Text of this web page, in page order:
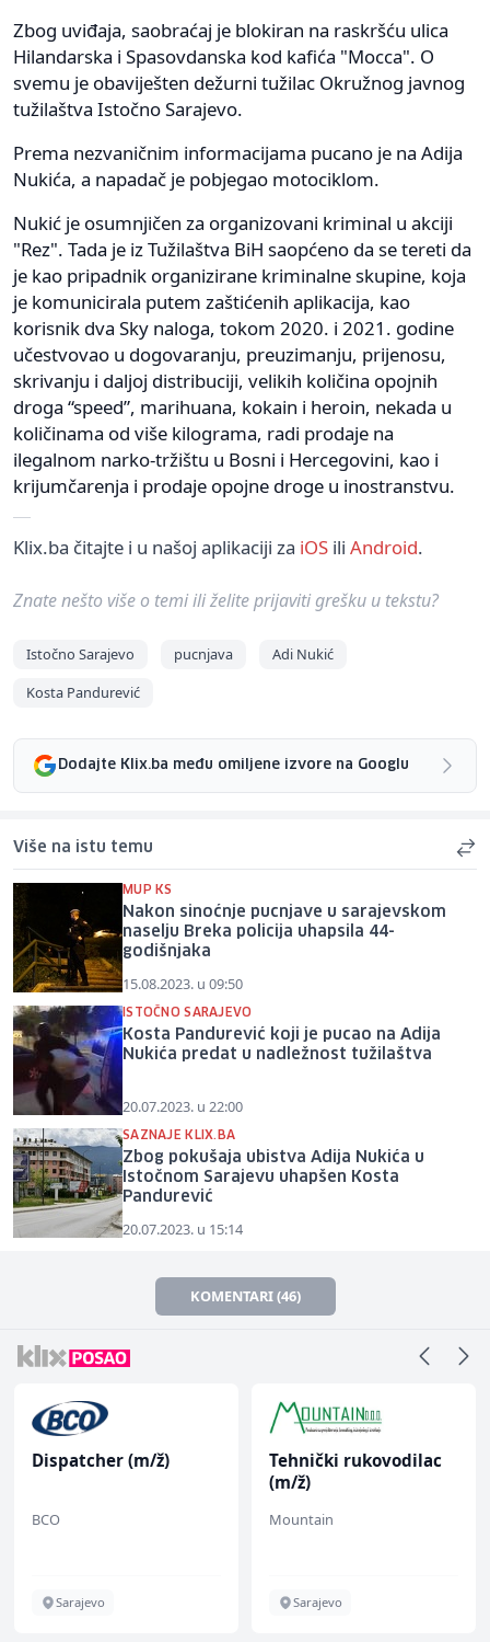
Zbog uviđaja, saobraćaj je blokiran na raskršću ulica
Hilandarska i Spasovdanska kod kafića "Mocca". O
svemu je obaviješten dežurni tužilac Okružnog javnog
tužilaštva Istočno Sarajevo.
Prema nezvaničnim informacijama pucano je na Adija
Nukića, a napadač je pobjegao motociklom.
Nukić je osumnjičen za organizovani kriminal u akciji
"Rez". Tada je iz Tužilaštva BiH saopćeno da se tereti da
je kao pripadnik organizirane kriminalne skupine, koja
je komunicirala putem zaštićenih aplikacija, kao
korisnik dva Sky naloga, tokom 2020. i 2021. godine
učestvovao u dogovaranju, preuzimanju, prijenosu,
skrivanju i daljoj distribuciji, velikih količina opojnih
droga “speed”, marihuana, kokain i heroin, nekada u
količinama od više kilograma, radi prodaje na
ilegalnom narko-tržištu u Bosni i Hercegovini, kao i
krijumčarenja i prodaje opojne droge u inostranstvu.
Klix.ba čitajte i u našoj aplikaciji za iOS ili Android.
Znate nešto više o temi ili želite prijaviti grešku u tekstu?
Istočno Sarajevo pucnjava
Adi Nukić
Kosta Pandurević
Dodajte Klix.ba među omiljene izvore na Googlu
Više na istu temu
MUP KS
Nakon sinoćnje pucnjave u sarajevskom
naselju Breka policija uhapsila 44-
godišnjaka
15.08.2023. u 09:50
ISTOČNO SARAJEVO
Kosta Pandurević koji je pucao na Adija
Nukića predat u nadležnost tužilaštva
20.07.2023. u 22:00
SAZNAJE KLIX.BA
Zbog pokušaja ubistva Adija Nukića u
Istočnom Sarajevu uhapšen Kosta
Pandurević
20.07.2023. u 15:14
KOMENTARI (46)
Dispatcher (m/ž)
BCO
Sarajevo
Tehnički rukovodilac
(m/ž)
Mountain
Sarajevo